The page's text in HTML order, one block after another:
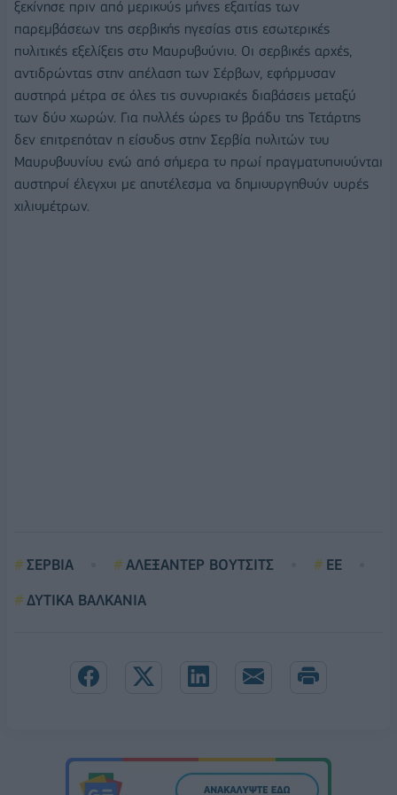
ξεκίνησε πριν από μερικούς μήνες εξαιτίας των
παρεμβάσεων της σερβικής ηγεσίας στις εσωτερικές
πολιτικές εξελίξεις στο Μαυροβούνιο. Οι σερβικές αρχές,
αντιδρώντας στην απέλαση των Σέρβων, εφήρμοσαν
αυστηρά μέτρα σε όλες τις συνοριακές διαβάσεις μεταξύ
των δύο χωρών. Για πολλές ώρες το βράδυ της Τετάρτης
δεν επιτρεπόταν η είσοδος στην Σερβία πολιτών του
Μαυροβουνίου ενώ από σήμερα το πρωί πραγματοποιούνται
αυστηροί έλεγχοι με αποτέλεσμα να δημιουργηθούν ουρές
χιλιομέτρων.
ΣΕΡΒΙΑ ΑΛΕΞΑΝΤΕΡ ΒΟΥΤΣΙΤΣ
ΕΕ
ΔΥΤΙΚΑ ΒΑΛΚΑΝΙΑ